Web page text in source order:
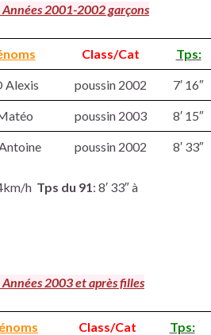
2001-2002 garçons
Class/Cat Tps:
Alexis poussin 2002 7′ 16″
poussin 2003 8′ 15″
poussin 2002 8′ 33″
h Tps du 91: 8′ 33″ à
2003 et après filles
Class/Cat Tps: